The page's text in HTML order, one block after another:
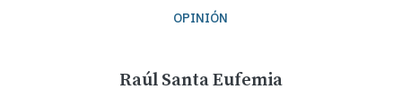
OPINIÓN
Raúl Santa Eufemia